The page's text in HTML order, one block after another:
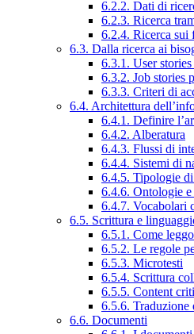
6.2.2. Dati di
6.2.3. Ricerca
6.2.4. Ricerca sui
6.3. Dalla ricerca ai
6.3.1. User
6.3.2. Job stories
6.3.3. Criteri di
6.4. Architettura
6.4.1. Definire
6.4.2. Alberatura
6.4.3. Flussi di
6.4.4. Sistemi di
6.4.5. Tipologie
6.4.6. Ontologie e
6.4.7. Vocabolari
6.5. Scrittura e
6.5.1. Come
6.5.2. Le regole
6.5.3. Microtesti
6.5.4. Scrittura
6.5.5. Content
6.5.6. Traduzione
6.6. Documenti